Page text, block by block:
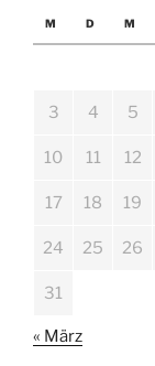
M D M
3 4 5
10 11 12
17 18 19
24 25 26
31
« März